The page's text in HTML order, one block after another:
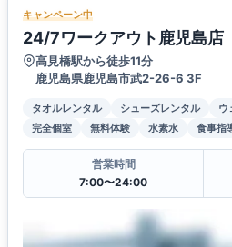
キャンペーン中
24/7ワークアウト鹿児島店
高見橋駅から徒歩11分
鹿児島県鹿児島市武2-26-6 3F
タオルレンタル シューズレンタル ウ
完全個室
無料体験 水素水 食事指
営業時間
7:00〜24:00